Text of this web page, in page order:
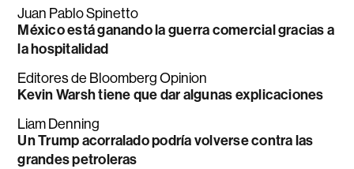
Juan Pablo Spinetto
México está ganando la guerra comercial gracias a
la hospitalidad
Editores de Bloomberg Opinion
Kevin Warsh tiene que dar algunas explicaciones
Liam Denning
Un Trump acorralado podría volverse contra las
grandes petroleras